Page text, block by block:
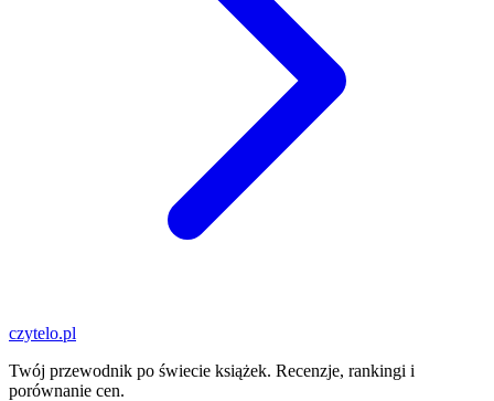
czytelo.pl
Twój przewodnik po świecie książek. Recenzje, rankingi i
porównanie cen.